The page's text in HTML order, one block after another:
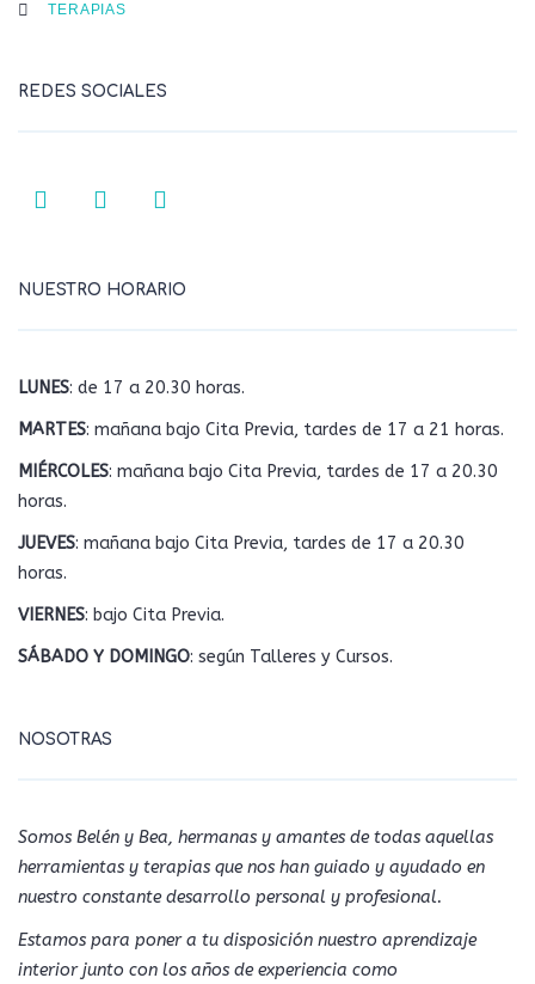
TERAPIAS
REDES SOCIALES
NUESTRO HORARIO
LUNES: de 17 a 20.30 horas.
MARTES: mañana bajo Cita Previa, tardes de 17 a 21 horas.
MIÉRCOLES: mañana bajo Cita Previa, tardes de 17 a 20.30
horas.
JUEVES: mañana bajo Cita Previa, tardes de 17 a 20.30
horas.
VIERNES: bajo Cita Previa.
SÁBADO Y DOMINGO: según Talleres y Cursos.
NOSOTRAS
Somos Belén y Bea, hermanas y amantes de todas aquellas
herramientas y terapias que nos han guiado y ayudado en
nuestro constante desarrollo personal y profesional.
Estamos para poner a tu disposición nuestro aprendizaje
interior junto con los años de experiencia como